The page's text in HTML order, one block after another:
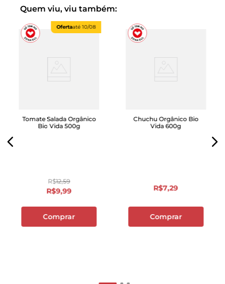
Quem viu, viu também:
Ofertaaté10/08
Tomate Salada Orgânico
Bio Vida 500g
R$12,59
R$9,99
Comprar
Chuchu Orgânico Bio
Vida 600g
R$7,29
Comprar